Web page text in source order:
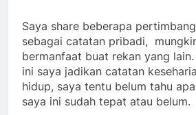
Saya share beberapa
sebagai catatan pribadi,
bermanfaat buat rekan yang
ini saya jadikan catatan
hidup, saya tentu belum tahu